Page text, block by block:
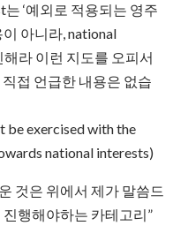
‘예외로 적용되는 영주
아니라, national
라 이런 지도를 오피서
접 언급한 내용은 없습
be exercised with the
national interests)
것은 위에서 제가 말씀드
행해야하는 카테고리”